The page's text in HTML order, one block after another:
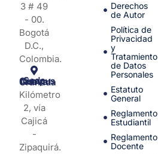
3 # 49
- 00.
Bogotá
D.C.,
Colombia.
Sede Campus Nueva Granada
Kilómetro
2, vía
Cajicá
-
Zipaquirá.
Derechos
de Autor
Política de
Privacidad
y
Tratamiento
de Datos
Personales
Estatuto
General
Reglamento
Estudiantil
Reglamento
Docente